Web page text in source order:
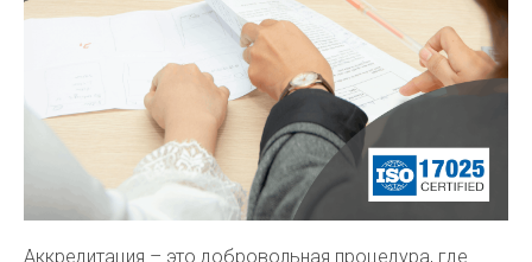
Аккредитация – это добровольная процедура, где